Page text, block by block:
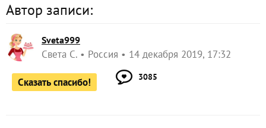
Автор записи:
Sveta999
Света С. Россия 14 декабря 2019, 17:32
Сказать спасибо! 3085